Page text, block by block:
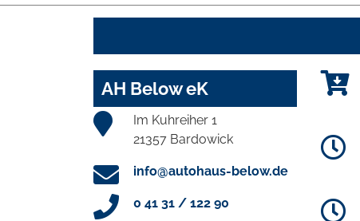
AH Below eK
Im Kuhreiher 1
21357 Bardowick
info@autohaus-below.de
0 41 31 / 122 90